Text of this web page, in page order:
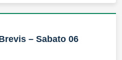
– Sabato 06